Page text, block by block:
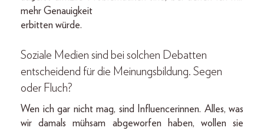
mehr Genauigkeit
erbitten würde.
Soziale Medien sind bei solchen Debatten
entscheidend für die Meinungsbildung. Segen
oder Fluch?
Wen ich gar nicht mag, sind Influencerinnen. Alles, was
wir damals mühsam abgeworfen haben, wollen sie